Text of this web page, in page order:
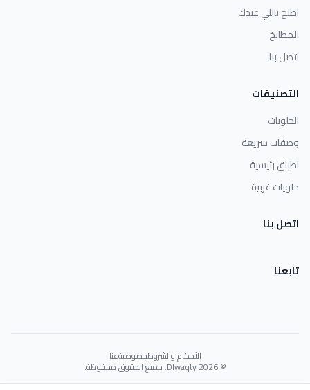
اطبخ باللي عندك
المطابخ
اتصل بنا
التصنيفات
الحلويات
وصفات سريعة
اطباق رئيسية
حلويات غربية
اتصل بنا
تابعنا
الأحكام والشروطخصوصيةعنا
© 2026 Dlwaqty. جميع الحقوق محفوظة.